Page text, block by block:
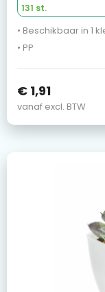
131 st.
• Beschikbaar in 1
• PP
€ 1,91
vanaf excl. BTW